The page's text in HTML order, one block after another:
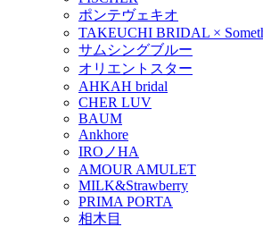
ポンテヴェキオ
TAKEUCHI BRIDAL ×
サムシングブルー
オリエントスター
AHKAH bridal
CHER LUV
BAUM
Ankhore
IROノHA
AMOUR AMULET
MILK&Strawberry
PRIMA PORTA
相木目